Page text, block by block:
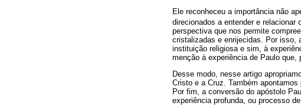
Ele reconheceu a importância não
direcionados a entender e relacionar
perspectiva que nos permite
cristalizadas e enrijecidas. Por isso,
instituição religiosa e sim, à
menção à experiência de Paulo
Desse modo, nesse artigo
Cristo e a Cruz. Também
Por fim, a conversão do apóstolo
experiência profunda, ou processo